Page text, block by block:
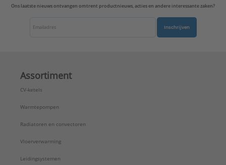
Ons laatste nieuws ontvangen omtrent productnieuws, acties en andere interessante zaken?
Inschrijven
Assortiment
CV-ketels
Warmtepompen
Radiatoren en convectoren
Vloerverwarming
Leidingsystemen